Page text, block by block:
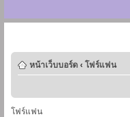
หน้าเว็บบอร์ด ‹ โฟร์แฟน
โฟร์แฟน